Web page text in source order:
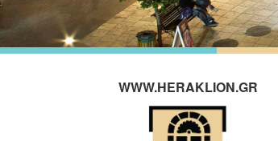
WWW.HERAKLION.GR